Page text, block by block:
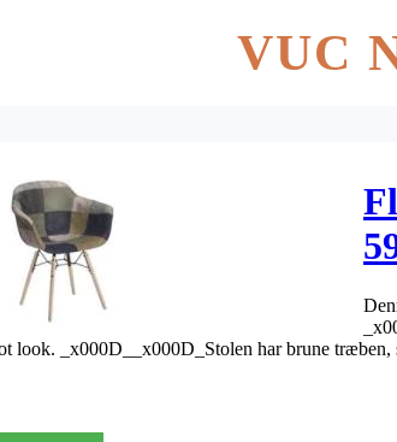
VUC
look. _x000D__x000D_Stolen har brune træben,